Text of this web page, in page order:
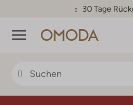
30 Tage
Menü